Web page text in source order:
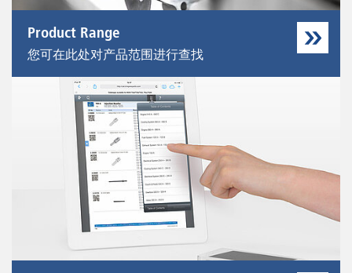
Product Range
您可在此处对产品范围进行查找